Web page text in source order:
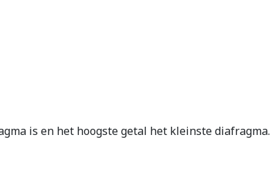
is en het hoogste getal het kleinste diafragma.